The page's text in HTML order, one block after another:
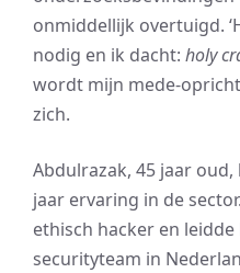
onmiddellijk overtuigd.
nodig en ik dacht: holy
wordt mijn mede-
zich.
Abdulrazak, 45 jaar
jaar ervaring in de
ethisch hacker en
securityteam in